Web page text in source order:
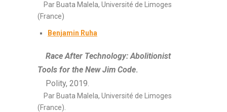
Par Buata Malela, Université de Limoges
(France)
Benjamin Ruha
Race After Technology: Abolitionist
Tools for the New Jim Code.
Polity, 2019.
Par Buata Malela, Université de Limoges
(France).